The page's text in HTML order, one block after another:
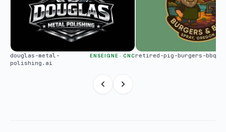
douglas-metal-
polishing.ai
ENSEIGNE · CNCretired-pig-burgers-